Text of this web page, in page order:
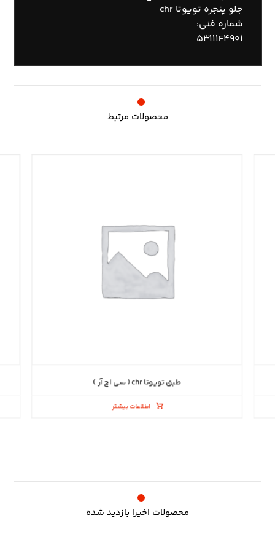
جلو پنجره تویوتا chr
شماره فنی:
۵۳۱۱۱F۴۹۰۱
محصولات مرتبط
طبق تویوتا chr ( سی اچ آر )
اطلاعات بیشتر
محصولات اخیرا بازدید شده